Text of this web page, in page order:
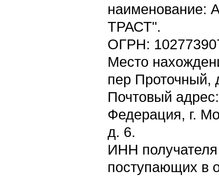
ТРАСТ".
ОГРН:
Место
пер Проточный,
Почтовый
Федерация, г.
д. 6.
ИНН получателя
поступающих в